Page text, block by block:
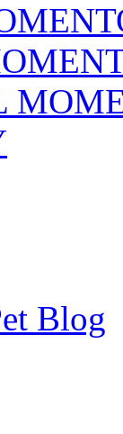
Blog